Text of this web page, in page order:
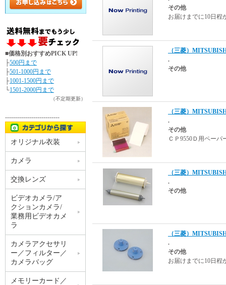
その他
お届けまでに10日程
（三菱）
.
その他
（三菱）
.
その他
ＣＰ9550Ｄ用ペーパ
（三菱）
.
その他
（三菱）
.
その他
お届けまでに10日程
■価格別おすすめPICK UP!
├500円まで
├501-1000円まで
├1001-1500円まで
└1501-2000円まで
（不定期更新）
---------------------------
オリジナル衣装
カメラ
交換レンズ
ビデオカメラ/ア
クションカメラ/
業務用ビデオカメ
ラ
カメラアクセサリ
ー／フィルター／
カメラバッグ
メモリーカード／